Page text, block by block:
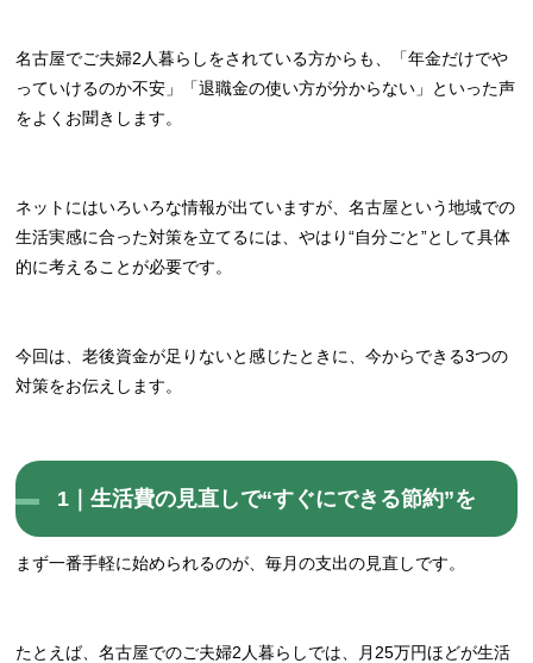
名古屋でご夫婦2人暮らしをされている方からも、「年金だけでや
っていけるのか不安」「退職金の使い方が分からない」といった声
をよくお聞きします。
ネットにはいろいろな情報が出ていますが、名古屋という地域での
生活実感に合った対策を立てるには、やはり“自分ごと”として具体
的に考えることが必要です。
今回は、老後資金が足りないと感じたときに、今からできる3つの
対策をお伝えします。
1｜生活費の見直しで“すぐにできる節約”を
まず一番手軽に始められるのが、毎月の支出の見直しです。
たとえば、名古屋でのご夫婦2人暮らしでは、月25万円ほどが生活